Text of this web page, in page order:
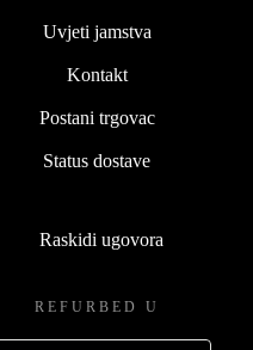
Uvjeti jamstva
Kontakt
Postani trgovac
Status dostave
Raskidi ugovora
REFURBED U